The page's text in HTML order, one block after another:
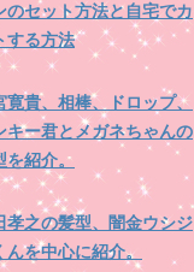
のセット方法と自宅でカ
する方法
寛貴、相棒、ドロップ、
キー君とメガネちゃんの
を紹介。
孝之の髪型、闇金ウシジ
んを中心に紹介。